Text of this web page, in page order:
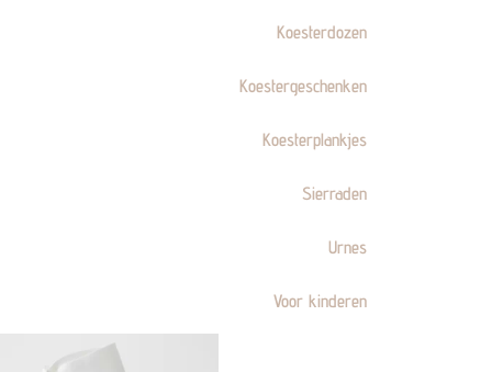
Koesterdozen
Koestergeschenken
Koesterplankjes
Sierraden
Urnes
Voor kinderen